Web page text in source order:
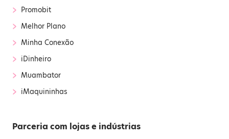
› Promobit
› Melhor Plano
› Minha Conexão
› iDinheiro
› Muambator
› iMaquininhas
Parceria com lojas e indústrias